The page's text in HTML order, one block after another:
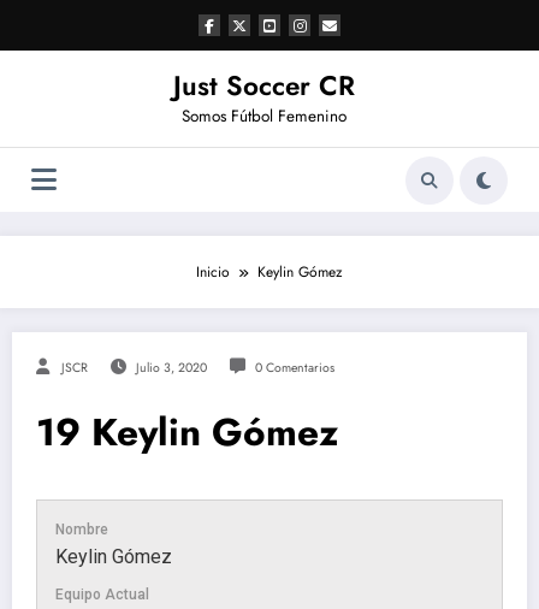
contenido
Just Soccer CR
Somos Fútbol Femenino
Inicio Keylin Gómez
JSCR Julio 3, 2020 0 Comentarios
19 Keylin Gómez
Nombre
Keylin Gómez
Equipo Actual